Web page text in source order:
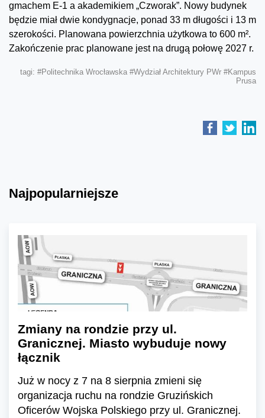
gmachem E-1 a akademikiem „Czworak”. Nowy budynek
będzie miał dwie kondygnacje, ponad 33 m długości i 13 m
szerokości. Planowana powierzchnia użytkowa to 600 m².
Zakończenie prac planowane jest na drugą połowę 2027 r.
tagi: #Politechnika Wrocławska #Wydział Architektury PWr #Kampus
Prusa
Najpopularniejsze
Zmiany na rondzie przy ul.
Granicznej. Miasto wybuduje nowy
łącznik
Już w nocy z 7 na 8 sierpnia zmieni się
organizacja ruchu na rondzie Gruzińskich
Oficerów Wojska Polskiego przy ul. Granicznej.